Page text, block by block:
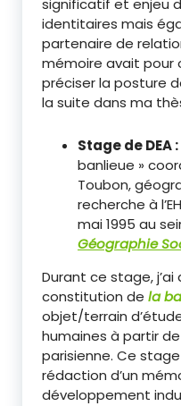
significatif et enjeu
identitaires mais
partenaire de
mémoire avait pour
préciser la posture
la suite dans ma
Stage de DEA :
banlieue »
Toubon,
recherche à
mai 1995 au
Géographie
Durant ce stage,
constitution de la
objet/terrain
humaines à partir
parisienne. Ce
rédaction d’un
développement